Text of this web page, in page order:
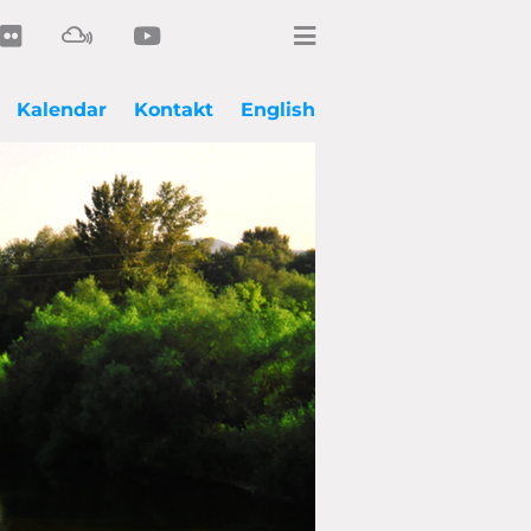
English
Kontakt
Kalendar